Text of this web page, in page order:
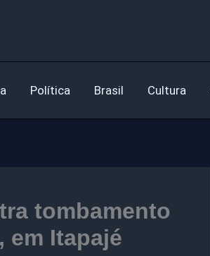
Política Brasil Cultura
tombamento
em Itapajé